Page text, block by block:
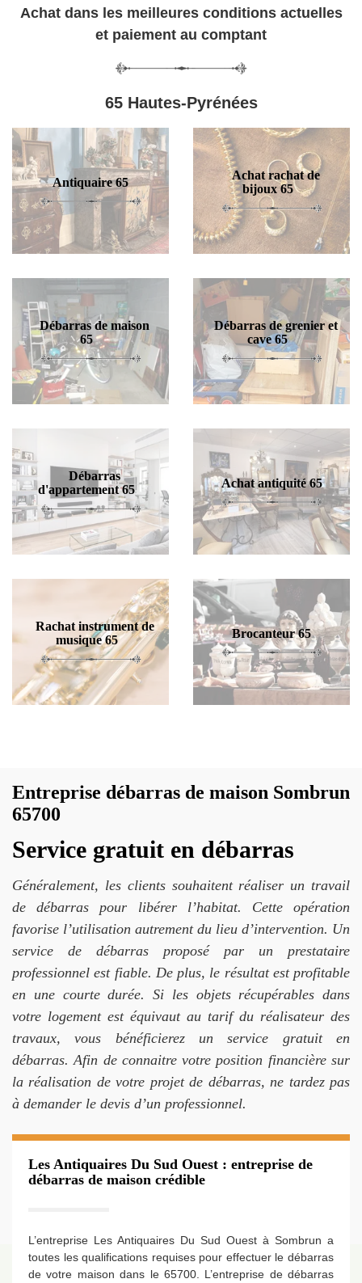
Achat dans les meilleures conditions actuelles
et paiement au comptant
65 Hautes-Pyrénées
Antiquaire 65
Achat rachat de
bijoux 65
Débarras de maison
65
Débarras de grenier et
cave 65
Débarras
d'appartement 65
Achat antiquité 65
Rachat instrument de
musique 65
Brocanteur 65
Entreprise débarras de maison Sombrun
65700
Service gratuit en débarras
Généralement, les clients souhaitent réaliser un travail
de débarras pour libérer l’habitat. Cette opération
favorise l’utilisation autrement du lieu d’intervention. Un
service de débarras proposé par un prestataire
professionnel est fiable. De plus, le résultat est profitable
en une courte durée. Si les objets récupérables dans
votre logement est équivaut au tarif du réalisateur des
travaux, vous bénéficierez un service gratuit en
débarras. Afin de connaitre votre position financière sur
la réalisation de votre projet de débarras, ne tardez pas
à demander le devis d’un professionnel.
Les Antiquaires Du Sud Ouest : entreprise de
débarras de maison crédible
L’entreprise Les Antiquaires Du Sud Ouest à Sombrun a
toutes les qualifications requises pour effectuer le débarras
de votre maison dans le 65700. L’entreprise de débarras